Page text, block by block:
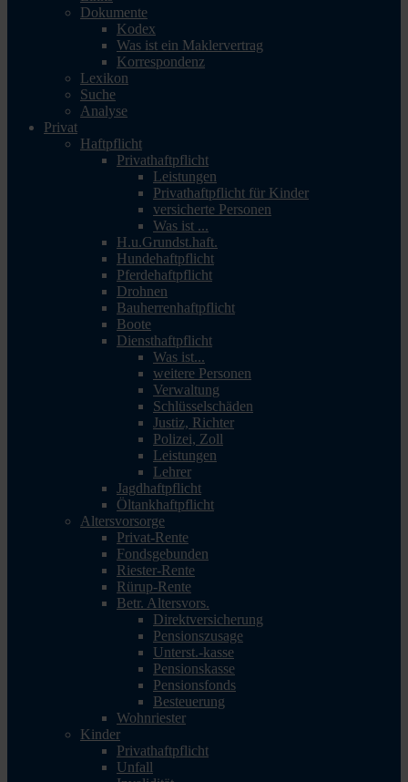
Dokumente
Kodex
Was ist ein Maklervertrag
Korrespondenz
Lexikon
Suche
Analyse
Privat
Haftpflicht
Privathaftpflicht
Leistungen
Privathaftpflicht für Kinder
versicherte Personen
Was ist ...
H.u.Grundst.haft.
Hundehaftpflicht
Pferdehaftpflicht
Drohnen
Bauherrenhaftpflicht
Boote
Diensthaftpflicht
Was ist...
weitere Personen
Verwaltung
Schlüsselschäden
Justiz, Richter
Polizei, Zoll
Leistungen
Lehrer
Jagdhaftpflicht
Öltankhaftpflicht
Altersvorsorge
Privat-Rente
Fondsgebunden
Riester-Rente
Rürup-Rente
Betr. Altersvors.
Direktversicherung
Pensionszusage
Unterst.-kasse
Pensionskasse
Pensionsfonds
Besteuerung
Wohnriester
Kinder
Privathaftpflicht
Unfall